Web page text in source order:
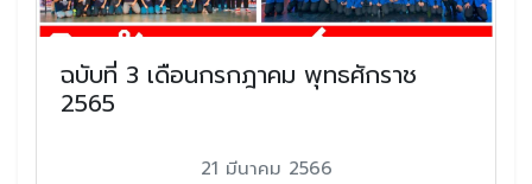
ฉบับที่ 3 เดือนกรกฎาคม พุทธศักราช
2565
21 มีนาคม 2566